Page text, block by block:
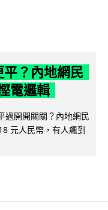
？內地網民
電邏輯
過開開關關？內地網民
元人民幣，有人飆到